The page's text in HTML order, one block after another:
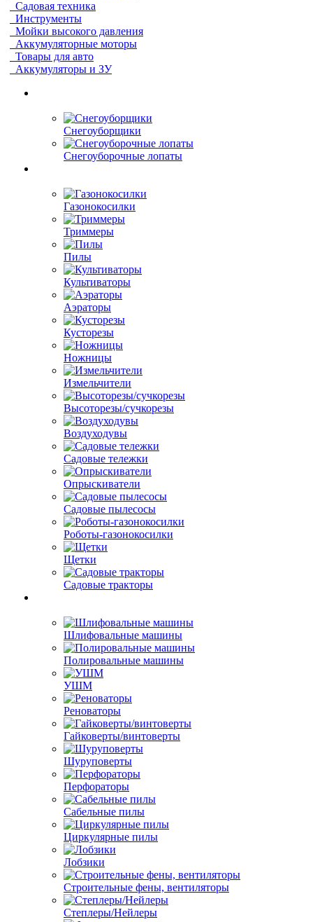
Садовая техника
Инструменты
Мойки высокого давления
Аккумуляторные моторы
Товары для авто
Аккумуляторы и ЗУ
Снегоуборщики
Снегоуборочные лопаты
Газонокосилки
Триммеры
Пилы
Культиваторы
Аэраторы
Кусторезы
Ножницы
Измельчители
Высоторезы/сучкорезы
Воздуходувы
Садовые тележки
Опрыскиватели
Садовые пылесосы
Роботы-газонокосилки
Щетки
Садовые тракторы
Шлифовальные машины
Полировальные машины
УШМ
Реноваторы
Гайковерты/винтоверты
Шуруповерты
Перфораторы
Сабельные пилы
Циркулярные пилы
Лобзики
Строительные фены, вентиляторы
Степлеры/Нейлеры